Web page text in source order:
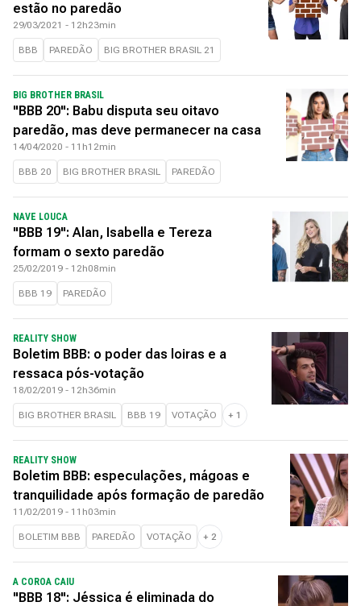
estão no paredão
29/03/2021 - 12h23min
BBB PAREDÃO BIG BROTHER BRASIL 21
BIG BROTHER BRASIL
"BBB 20": Babu disputa seu oitavo
paredão, mas deve permanecer na casa
14/04/2020 - 11h12min
BBB 20 BIG BROTHER BRASIL PAREDÃO
NAVE LOUCA
"BBB 19": Alan, Isabella e Tereza
formam o sexto paredão
25/02/2019 - 12h08min
BBB 19 PAREDÃO
REALITY SHOW
Boletim BBB: o poder das loiras e a
ressaca pós-votação
18/02/2019 - 12h36min
BIG BROTHER BRASIL BBB 19 VOTAÇÃO + 1
REALITY SHOW
Boletim BBB: especulações, mágoas e
tranquilidade após formação de paredão
11/02/2019 - 11h03min
BOLETIM BBB PAREDÃO VOTAÇÃO + 2
A COROA CAIU
"BBB 18": Jéssica é eliminada do